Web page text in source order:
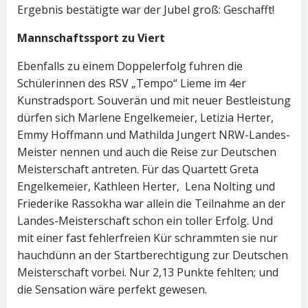
Ergebnis bestätigte war der Jubel groß: Geschafft!
Mannschaftssport zu Viert
Ebenfalls zu einem Doppelerfolg fuhren die
Schülerinnen des RSV „Tempo“ Lieme im 4er
Kunstradsport. Souverän und mit neuer Bestleistung
dürfen sich Marlene Engelkemeier, Letizia Herter,
Emmy Hoffmann und Mathilda Jungert NRW-Landes-
Meister nennen und auch die Reise zur Deutschen
Meisterschaft antreten. Für das Quartett Greta
Engelkemeier, Kathleen Herter, Lena Nolting und
Friederike Rassokha war allein die Teilnahme an der
Landes-Meisterschaft schon ein toller Erfolg. Und
mit einer fast fehlerfreien Kür schrammten sie nur
hauchdünn an der Startberechtigung zur Deutschen
Meisterschaft vorbei. Nur 2,13 Punkte fehlten; und
die Sensation wäre perfekt gewesen.